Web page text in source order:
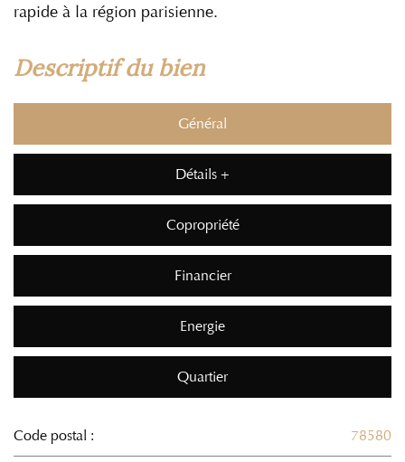
rapide à la région parisienne.
descriptif du bien
Général
Détails +
Copropriété
Financier
Energie
Quartier
Code postal : 78580